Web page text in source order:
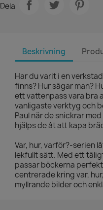
Dela
Beskrivning
Har du varit i en
finns? Hur sågar man?
ett vattenpass vara bra
vanligaste verktyg och
Paul när de snickrar
hjälps de åt att kapa
Var, hur, varför?-serien
lekfullt sätt. Med ett
passar böckerna
centrerade kring var,
myllrande bilder och